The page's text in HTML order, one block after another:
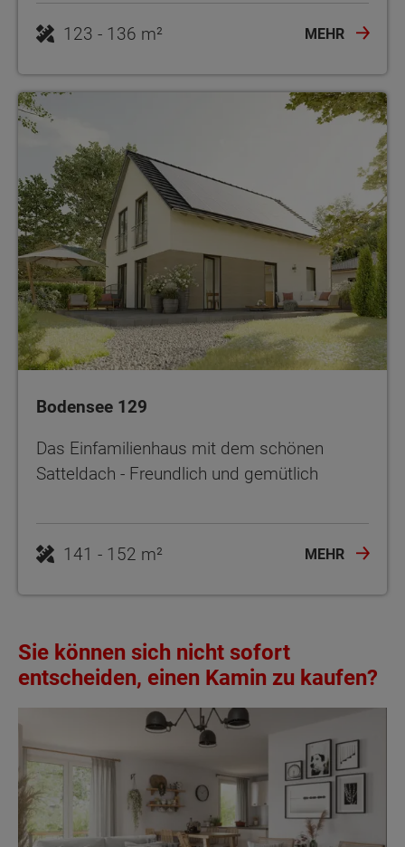
123 - 136 m² MEHR
Bodensee 129
Das Einfamilienhaus mit dem schönen
Satteldach - Freundlich und gemütlich
141 - 152 m² MEHR
Sie können sich nicht sofort
entscheiden, einen Kamin zu kaufen?